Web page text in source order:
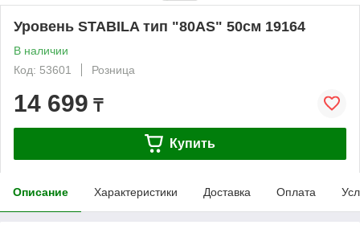
Уровень STABILA тип "80AS" 50см 19164
В наличии
Код: 53601
Розница
14 699 ₸
Купить
Описание Характеристики Доставка Оплата